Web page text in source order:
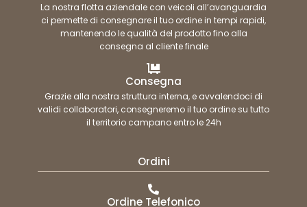
La nostra flotta aziendale con veicoli all’avanguardia
ci permette di consegnare il tuo ordine in tempi rapidi,
mantenendo le qualità del prodotto fino alla
consegna al cliente finale
Consegna
Grazie alla nostra struttura interna, e avvalendoci di
validi collaboratori, consegneremo il tuo ordine su tutto
il territorio campano entro le 24h
Ordini
Ordine Telefonico